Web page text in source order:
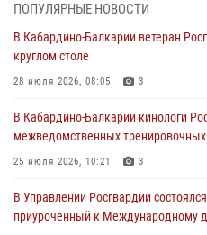
мировой войне 1914-1918 годов
01 августа 2026, 07:30
поздравил специалистов
праздником
01 августа 2026, 00:10
Росгвардия обеспечивает
направлении
ПОПУЛЯРНЫЕ НОВОСТИ
В Кабардино-Балкарии ветеран
круглом столе
28 июля 2026, 08:05 3
В Кабардино-Балкарии кинологи
межведомственных тренировочных
25 июля 2026, 10:21 3
В Управлении Росгвардии
приуроченный к Международному